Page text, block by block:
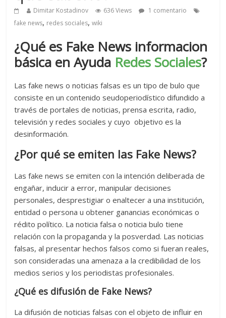
Dimitar Kostadinov 636 Views
1 comentario
fake news, redes sociales,wiki
¿Qué es Fake News informacion
básica en Ayuda Redes Sociales?
Las fake news o noticias falsas es un tipo de bulo que
consiste en un contenido seudoperiodístico difundido a
través de portales de noticias, prensa escrita, radio,
televisión y redes sociales y cuyo objetivo es la
desinformación.
¿Por qué se emiten las Fake News?
Las fake news se emiten con la intención deliberada de
engañar, inducir a error, manipular decisiones
personales, desprestigiar o enaltecer a una institución,
entidad o persona u obtener ganancias económicas o
rédito político. La noticia falsa o noticia bulo tiene
relación con la propaganda y la posverdad. Las noticias
falsas, al presentar hechos falsos como si fueran reales,
son consideradas una amenaza a la credibilidad de los
medios serios y los periodistas profesionales.
¿Qué es difusión de Fake News?
La difusión de noticias falsas con el objeto de influir en